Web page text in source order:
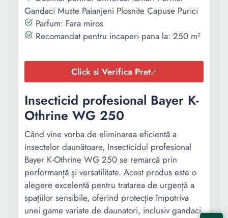
Gandaci Muste Paianjeni Plosnite Capuse Purici
Parfum: Fara miros
Recomandat pentru incaperi pana la: 250 m²
Click si Verifica Pret
Insecticid profesional Bayer K-
Othrine WG 250
Când vine vorba de eliminarea eficientă a
insectelor daunătoare, Insecticidul profesional
Bayer K-Othrine WG 250 se remarcă prin
performanță și versatilitate. Acest produs este o
alegere excelentă pentru tratarea de urgență a
spațiilor sensibile, oferind protecție împotriva
unei game variate de daunatori, inclusiv gandaci,